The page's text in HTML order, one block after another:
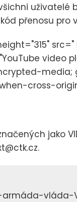
uživatelé
přenosu pro
src="
video
cross-
jako
vláda-